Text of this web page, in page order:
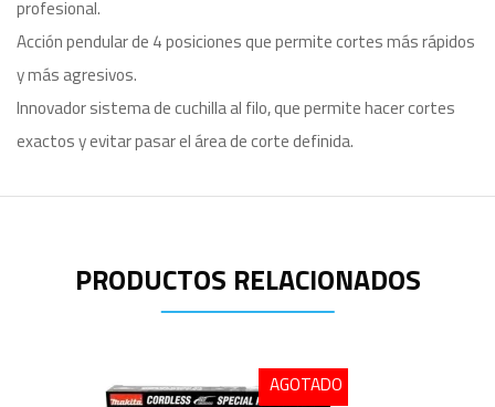
profesional.
Acción pendular de 4 posiciones que permite cortes más rápidos
y más agresivos.
Innovador sistema de cuchilla al filo, que permite hacer cortes
exactos y evitar pasar el área de corte definida.
PRODUCTOS RELACIONADOS
AGOTADO